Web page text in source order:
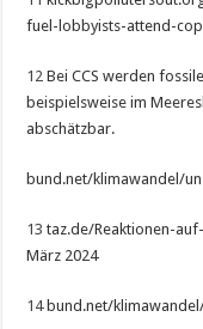
fuel-lobbyists-attend-
12 Bei CCS werden
beispielsweise im
abschätzbar.
bund.net/klimawandel/
13 taz.de/Reaktionen-
März 2024
14bund.net/